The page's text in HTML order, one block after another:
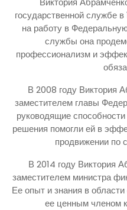
государственной службе
на работу в
службы она
профессионализм и
В 2008 году Виктория
заместителем главы
руководящие
решения помогли ей в
продвижении по
В 2014 году Виктория
заместителем министра
Ее опыт и знания в
ее ценным членом